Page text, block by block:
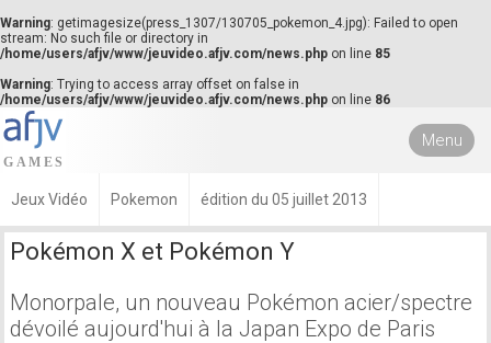
Warning: getimagesize(press_1307/130705_pokemon_4.jpg): Failed to open
stream: No such file or directory in
/home/users/afjv/www/jeuvideo.afjv.com/news.php on line 85
Warning: Trying to access array offset on false in
/home/users/afjv/www/jeuvideo.afjv.com/news.php on line 86
Menu
Jeux Vidéo Pokemon édition du 05 juillet 2013
Pokémon X et Pokémon Y
Monorpale, un nouveau Pokémon acier/spectre
dévoilé aujourd'hui à la Japan Expo de Paris